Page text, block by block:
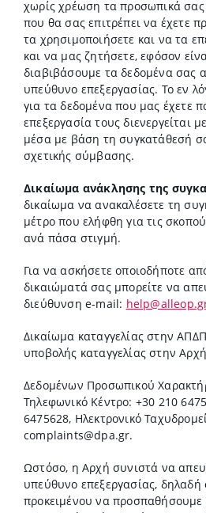
χωρίς χρέωση τα προσωπικά
που θα σας επιτρέπει να έχετε
τα χρησιμοποιήσετε και να τα
και να μας ζητήσετε, εφόσον
διαβιβάσουμε τα δεδομένα σας
υπεύθυνο επεξεργασίας. Το εν
για τα δεδομένα που μας έχετε
επεξεργασία τους διενεργείται
μέσα με βάση τη συγκατάθεσή
σχετικής σύμβασης.
Δικαίωμα ανάκλησης της
δικαίωμα να ανακαλέσετε τη
μέτρο που ελήφθη για τις
ανά πάσα στιγμή.
Για να ασκήσετε οποιοδήποτε
δικαιώματά σας μπορείτε να
διεύθυνση e-mail:
Δικαίωμα καταγγελίας στην
υποβολής καταγγελίας στην
Δεδομένων Προσωπικού
Τηλεφωνικό Κέντρο: +30 210
6475628, Ηλεκτρονικό
complaints@dpa.gr.
Ωστόσο, η Αρχή συνιστά να
υπεύθυνο επεξεργασίας,
προκειμένου να προσπαθήσουμε